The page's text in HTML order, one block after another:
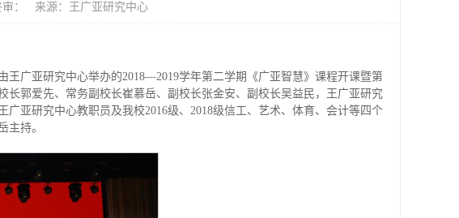
： 来源：王广亚研究中心
广亚研究中心举办的2018—2019学年第二学期《广亚智慧》课程开课暨第
郭爱先、常务副校长崔慕岳、副校长张金安、副校长吴益民，王广亚研究
亚研究中心教职员及我校2016级、2018级信工、艺术、体育、会计等四个
主持。